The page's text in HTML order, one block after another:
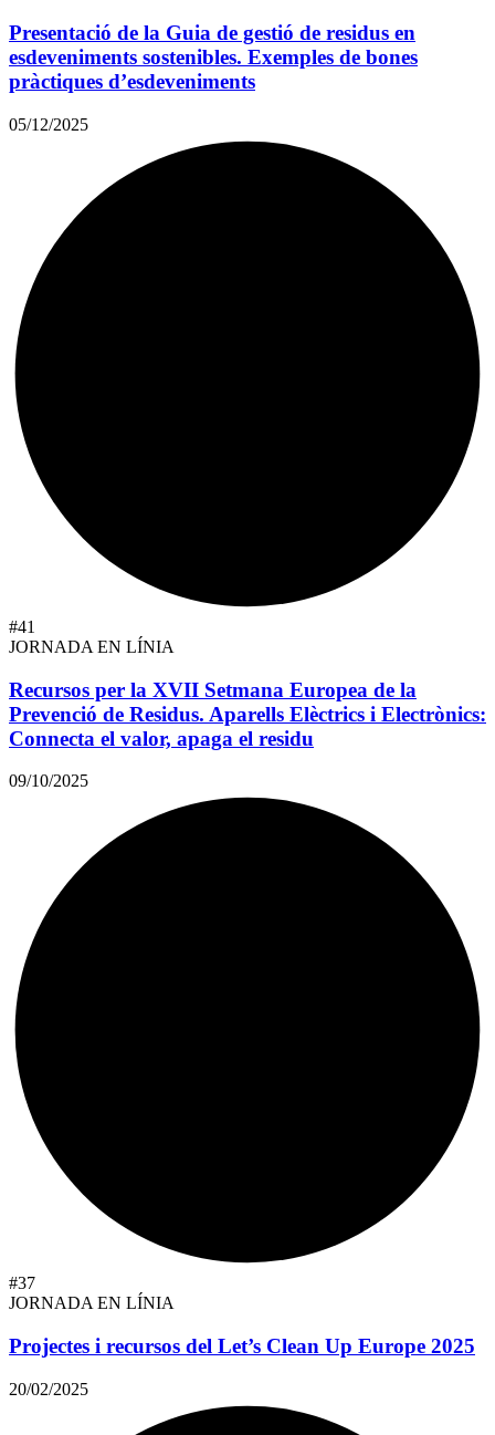
Presentació de la Guia de gestió de residus en
esdeveniments sostenibles. Exemples de bones
pràctiques d’esdeveniments
05/12/2025
#41
JORNADA EN LÍNIA
Recursos per la XVII Setmana Europea de la
Prevenció de Residus. Aparells Elèctrics i Electrònics:
Connecta el valor, apaga el residu
09/10/2025
#37
JORNADA EN LÍNIA
Projectes i recursos del Let’s Clean Up Europe 2025
20/02/2025